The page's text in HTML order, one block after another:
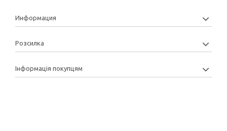
Информация
Розсилка
Інформація покупцям